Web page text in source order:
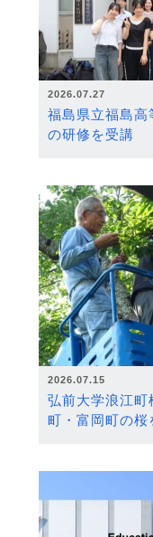
2026.07.27
福島県立福島高
の研修を受講
2026.07.15
弘前大学浪江
町・富岡町の桜